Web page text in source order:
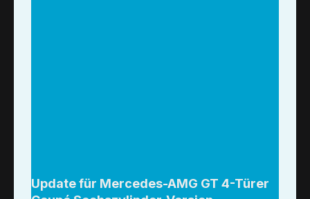
Update für Mercedes-AMG GT 4-Türer